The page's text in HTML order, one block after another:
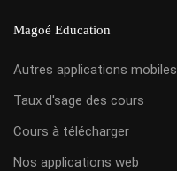
Magoé Education
Autres applications mobiles
Taux d'sage des cours
Cours à télécharger
Nos applications web